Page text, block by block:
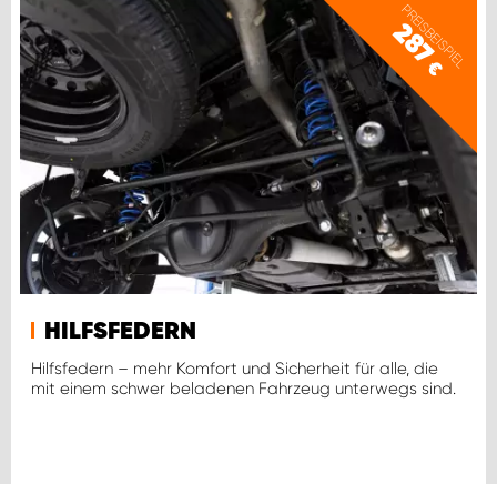
PREISBEISPIEL
287
€
HILFSFEDERN
Hilfsfedern – mehr Komfort und Sicherheit für alle, die
mit einem schwer beladenen Fahrzeug unterwegs sind.